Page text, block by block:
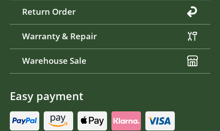
Return Order
Warranty & Repair
Warehouse Sale
Easy payment